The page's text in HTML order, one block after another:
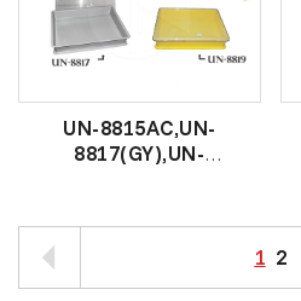
UN-8815AC,UN-
8817(GY),UN-
Cover/Container
1 2